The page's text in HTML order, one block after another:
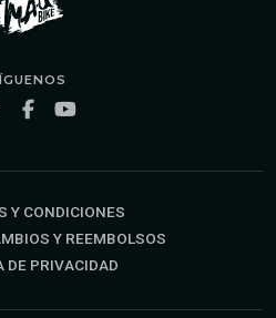
Y CONDICIONES
Y REEMBOLSOS
DE PRIVACIDAD